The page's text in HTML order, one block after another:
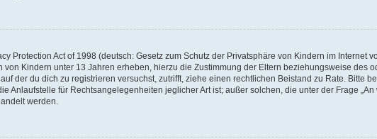
Protection Act of 1998 (deutsch: Gesetz zum Schutz der Privatsphäre von Kindern im Internet
Kindern unter 13 Jahren erheben, hierzu die Zustimmung der Eltern beziehungsweise des
der du dich zu registrieren versuchst, zutrifft, ziehe einen rechtlichen Beistand zu Rate. Bitte
Anlaufstelle für Rechtsangelegenheiten jeglicher Art ist; außer solchen, die unter der Frage
werden.